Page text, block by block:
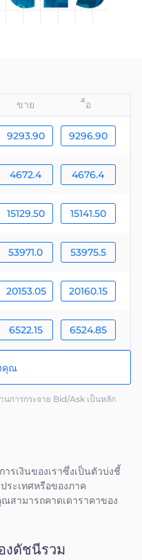
รเงินของเราซึ่งเป็นตัวบ่งชี้
ระเทศหรือของภาค
สามารถคาดเดาราคาของ
งดัชนีรวม
ขาย ื้อ
9293.90 9296.90
4672.4 4676.4
15129.50 15141.50
53971.0 53975.5
20153.05 20160.15
6522.15 6524.85
คุณ
นการกระจาย Bid/Ask เป็นหลัก